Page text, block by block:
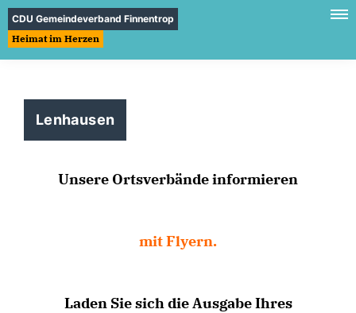
CDU Gemeindeverband Finnentrop
Heimat im Herzen
Lenhausen
Unsere Ortsverbände informieren
mit Flyern.
Laden Sie sich die Ausgabe Ihres